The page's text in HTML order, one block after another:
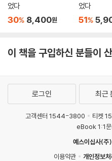
었다
30% 8,400원
었다
51%
이 책을 구입하신 분들이
로그인 최근
고객센터 1544-3800 티켓
eBook 1:1문
예스이십사(주
이용약관
개인정보